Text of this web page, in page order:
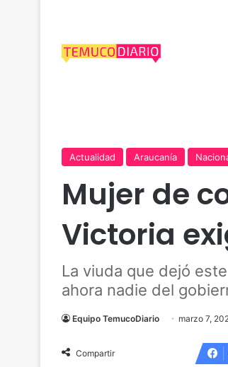
Actualidad Araucanía
Mujer de
Victoria
La viuda que dejó
ahora nadie del
Equipo TemucoDiario marzo 7,
Compartir